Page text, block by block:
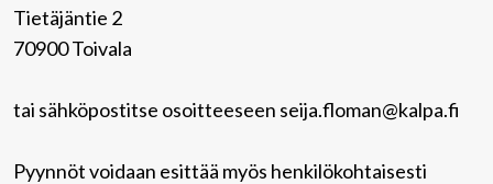
Tietäjäntie 2
70900 Toivala
tai sähköpostitse osoitteeseen seija.floman@kalpa.fi
Pyynnöt voidaan esittää myös henkilökohtaisesti